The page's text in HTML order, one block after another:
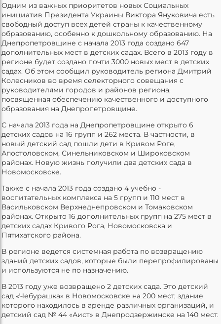
Одним из важных приоритетов новых Социальных
инициатив Президента Украины Виктора Януковича есть
свободный доступ всех детей страны к качественному
образованию, особенно к дошкольному образованию. На
Днепропетровщине с начала 2013 года создано 647
дополнительных мест в детских садах. Всего в 2013 году в
регионе будет создано почти 3000 новых мест в детских
садах. Об этом сообщил руководитель региона Дмитрий
Колесников во время селекторного совещания с
руководителями городов и районов региона,
посвященная обеспечению качественного и доступного
образования на Днепропетровщине.
С начала 2013 года на Днепропетровщине открыто 6
детских садов на 16 групп и 262 места. В частности, в
новый детский сад пошли дети в Кривом Роге,
Апостоловском, Синельниковском и Широковском
районах. Новую жизнь получили два детских сада в
Новомосковске.
Также с начала 2013 года создано 4 учебно -
воспитательных комплекса на 5 групп и 110 мест в
Васильковском Верхнеднепровском и Томаковском
районах. Открыто 16 дополнительных групп на 275 мест в
детских садах Кривого Рога, Новомосковска и
Пятихатского района.
В регионе ведется системная работа по возвращению
зданий детских садов, которые были перепрофилированы
и используются не по назначению.
В 2013 году уже возвращено 2 детских сада. Это детский
сад «Чебурашка» в Новомосковске на 200 мест, здание
которого находилось в аренде различных организаций, и
детский сад № 44 «Аист» в Днепродзержинске на 140 мест.